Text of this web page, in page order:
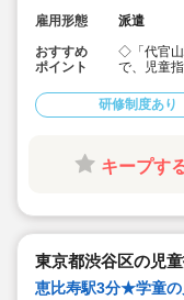
雇用形態
派遣
おすすめ
ポイント
◇「代官山
で、児童
員】など
ます！
◇交通費
◇【13:00
週5日勤務♪
◇未経験
く過ごせ
研修制度あり
キープす
東京都渋谷区の児
恵比寿駅3分★学童